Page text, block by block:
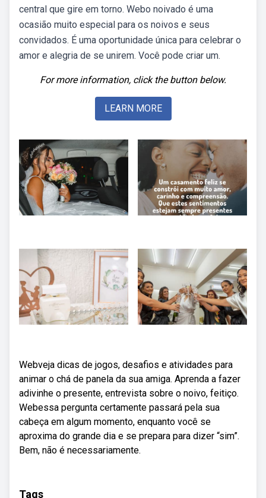
central que gire em torno. Webo noivado é uma
ocasião muito especial para os noivos e seus
convidados. É uma oportunidade única para celebrar o
amor e alegria de se unirem. Você pode criar um.
For more information, click the button below.
LEARN MORE
Webveja dicas de jogos, desafios e atividades para
animar o chá de panela da sua amiga. Aprenda a fazer
adivinhe o presente, entrevista sobre o noivo, feitiço.
Webessa pergunta certamente passará pela sua
cabeça em algum momento, enquanto você se
aproxima do grande dia e se prepara para dizer “sim”.
Bem, não é necessariamente.
Tags